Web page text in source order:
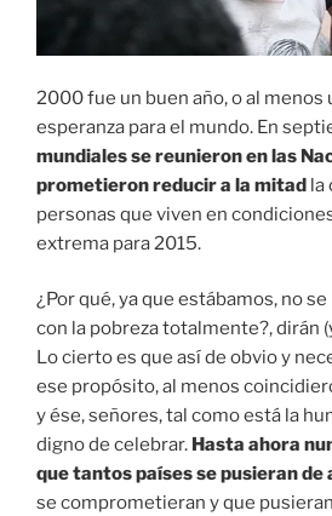
2000 fue un buen año, o al menos
esperanza para el mundo. En
mundiales se reunieron en las
prometieron reducir a la mitad la
personas que viven en
extrema para 2015.
¿Por qué, ya que estábamos, no
con la pobreza totalmente?, dirán
Lo cierto es que así de obvio y
ese propósito, al menos
y ése, señores, tal como está la
digno de celebrar. Hasta ahora
que tantos países se pusieran de
se comprometieran y que